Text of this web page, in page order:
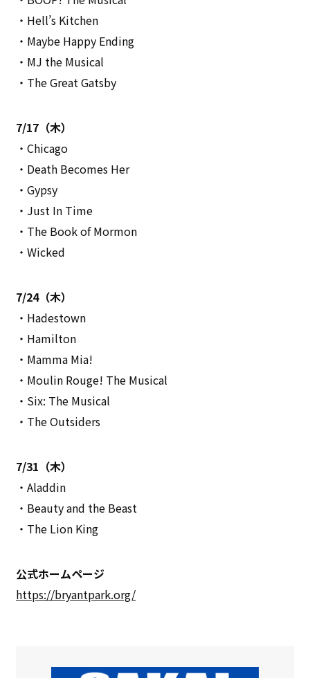
・Hell’s Kitchen
・Maybe Happy Ending
・MJ the Musical
・The Great Gatsby
7/17（木）
・Chicago
・Death Becomes Her
・Gypsy
・Just In Time
・The Book of Mormon
・Wicked
7/24（木）
・Hadestown
・Hamilton
・Mamma Mia!
・Moulin Rouge! The Musical
・Six: The Musical
・The Outsiders
7/31（木）
・Aladdin
・Beauty and the Beast
・The Lion King
公式ホームページ
https://bryantpark.org/